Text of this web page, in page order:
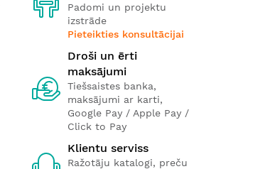
Padomi un projektu
izstrāde
Pieteikties konsultācijai
Droši un ērti
maksājumi
Tiešsaistes banka,
maksājumi ar karti,
Google Pay / Apple Pay /
Click to Pay
Klientu serviss
Ražotāju katalogi, preču